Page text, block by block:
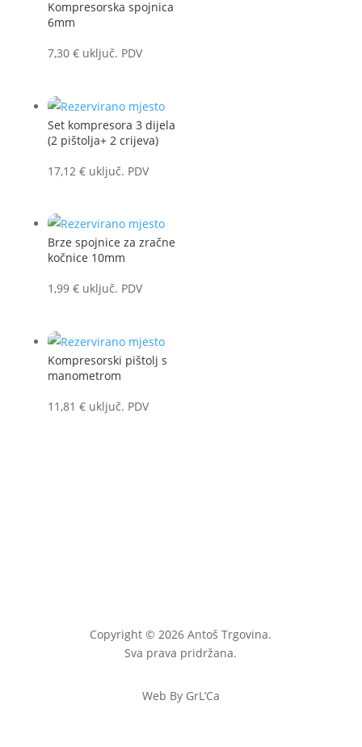
Kompresorska spojnica
6mm
7,30 € uključ. PDV
Set kompresora 3 dijela
(2 pištolja+ 2 crijeva)
17,12 € uključ. PDV
Brze spojnice za zračne
kočnice 10mm
1,99 € uključ. PDV
Kompresorski pištolj s
manometrom
11,81 € uključ. PDV
Copyright © 2026 Antoš Trgovina.
Sva prava pridržana.
Web By GrL’Ca